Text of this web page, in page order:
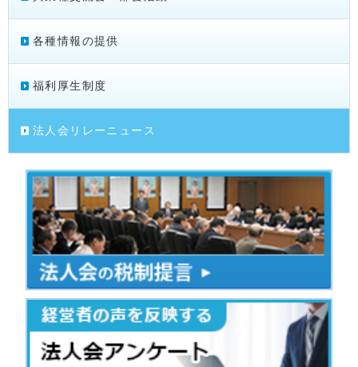
各種情報の提供
福利厚生制度
法人会リレーニュース